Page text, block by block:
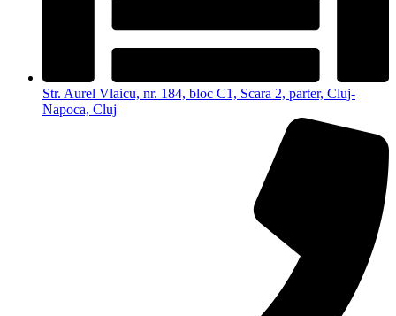
Str. Aurel Vlaicu, nr. 184, bloc C1, Scara 2, parter, Cluj-
Napoca, Cluj